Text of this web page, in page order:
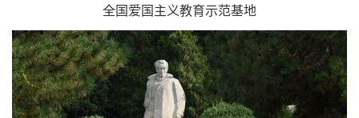
全国爱国主义教育示范基地